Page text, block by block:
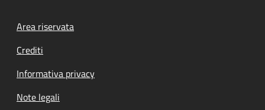
Footer menu
Area riservata
Crediti
Informativa privacy
Note legali